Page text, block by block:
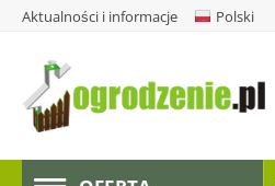
Aktualności i informacje Polski
menu